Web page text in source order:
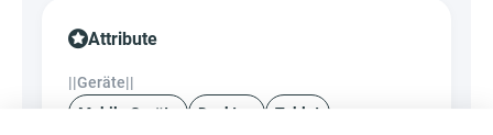
Attribute
||Geräte||
Mobile Geräte
Desktop
Tablet